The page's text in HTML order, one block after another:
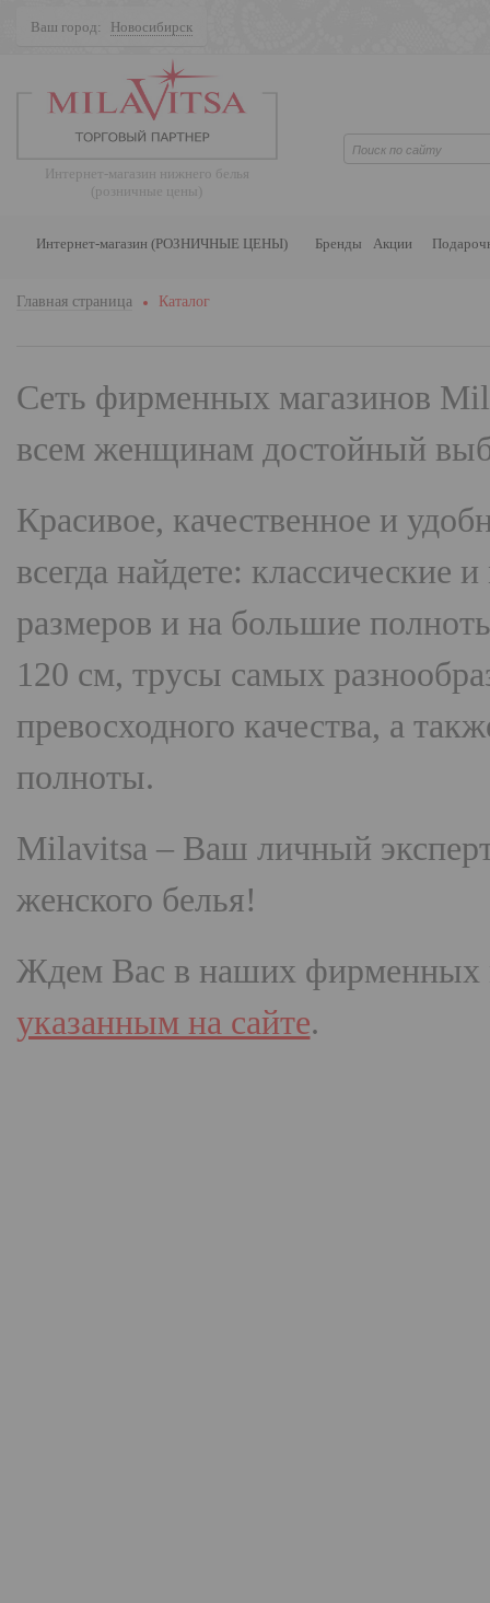
Ваш город: Новосибирск
Интернет-магазин нижнего белья
(розничные цены)
Интернет-магазин (РОЗНИЧНЫЕ ЦЕНЫ) Бренды Акции
Главная страница Каталог
Сеть фирменных магазинов
всем женщинам достойный
Красивое, качественное и
всегда найдете:
размеров и на большие
120 см, трусы самых
превосходного качества, а
полноты.
Milavitsa – Ваш личный
женского белья!
Ждем Вас в наших фирменных
указанным на сайте.